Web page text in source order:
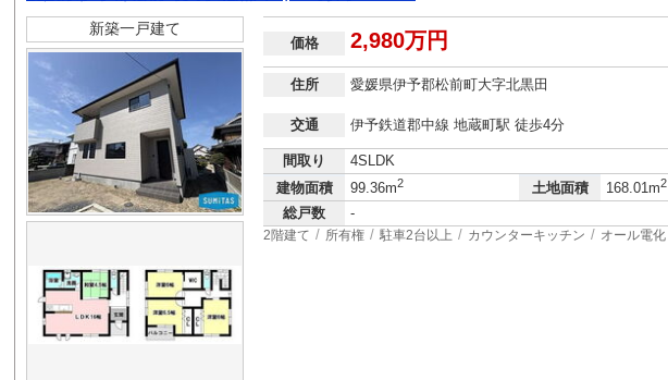
新築一戸建て
価格 2,980万円
住所 愛媛県伊予郡松前町大字北黒田
交通 伊予鉄道郡中線 地蔵町駅 徒歩4分
間取り
4SLDK
建物面積
99.36m2 土地面積 168.01m2
総戸数 -
2階建て 所有権 駐車2台以上 カウンターキッチン オール電化